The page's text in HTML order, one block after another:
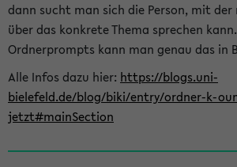
dann sucht man sich die Person, mit
über das konkrete Thema sprechen
Ordnerprompts kann man genau das in
Alle Infos dazu hier: https://blogs.uni-
bielefeld.de/blog/biki/entry/ordner-k-
jetzt#mainSection